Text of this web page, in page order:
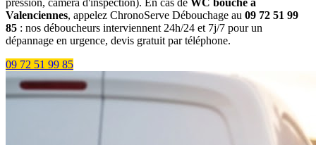
pression, caméra d'inspection). En cas de WC bouché à
Valenciennes, appelez ChronoServe Débouchage au 09 72 51 99
85 : nos déboucheurs interviennent 24h/24 et 7j/7 pour un
dépannage en urgence, devis gratuit par téléphone.
09 72 51 99 85